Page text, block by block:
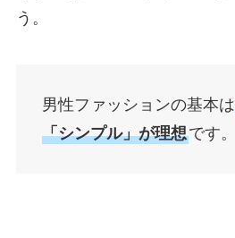
う。
男性ファッションの基本は
「シンプル」が理想です。